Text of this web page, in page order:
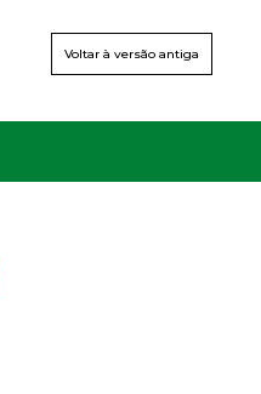
Voltar à versão antiga